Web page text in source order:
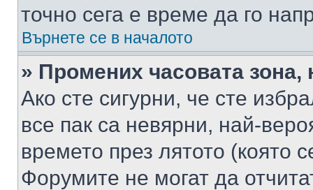
точно сега е време да го
Върнете се в началото
» Промених часовата
Ако сте сигурни, че сте
все пак са невярни, най-
времето през лятото (която
Форумите не могат да